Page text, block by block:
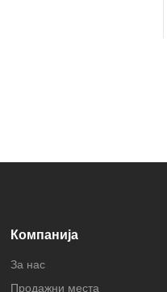
Компанија
За нас
Продажни места